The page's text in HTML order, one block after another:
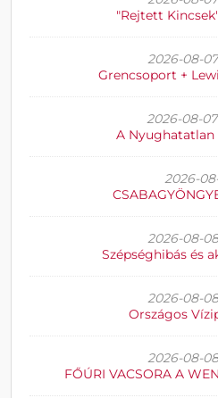
"Rejtett
2026-08-
Grencsoport +
2026-08-
A
2026-
2026-08-
Szépséghibás és
2026-08-
Országos
2026-08-
FŐÚRI VACSORA A